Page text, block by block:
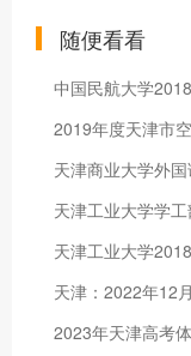
随便看看
中国民航大学
2019年度天津市
天津工业大学学
天津工业大学
2023年天津高考